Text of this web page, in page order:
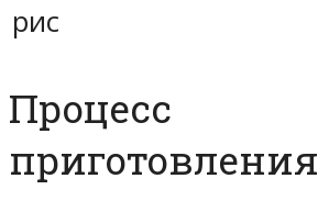
рис
Процесс
приготовления